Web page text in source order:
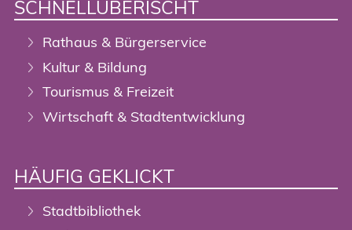
SCHNELLÜBERISCHT
Rathaus & Bürgerservice
Kultur & Bildung
Tourismus & Freizeit
Wirtschaft & Stadtentwicklung
HÄUFIG GEKLICKT
Stadtbibliothek